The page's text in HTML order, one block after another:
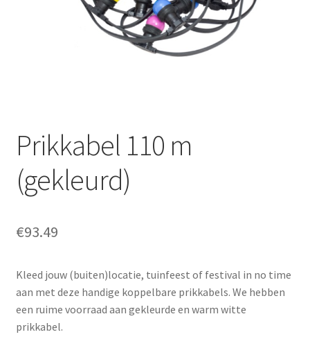
Offerte aanvraag
Prikkabel 110 m
(gekleurd)
€93.49
Kleed jouw (buiten)locatie, tuinfeest of festival in no time
aan met deze handige koppelbare prikkabels. We hebben
een ruime voorraad aan gekleurde en warm witte
prikkabel.